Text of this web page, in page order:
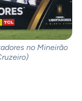
no Mineirão